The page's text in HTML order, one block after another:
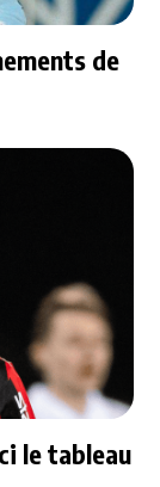
de
le tableau